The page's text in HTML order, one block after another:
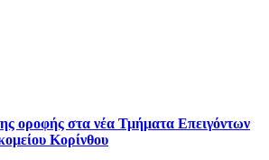
οροφής στα νέα Τμήματα Επειγόντων
Κορίνθου